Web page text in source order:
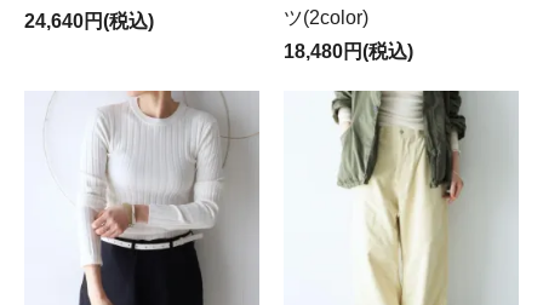
24,640円(税込)
ツ(2color)
18,480円(税込)